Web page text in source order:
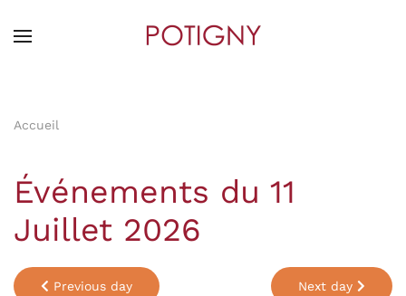
content
Accueil
Événements du 11
Juillet 2026
Previous day Next day